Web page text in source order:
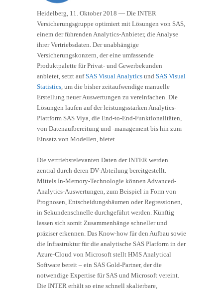
Heidelberg, 11. Oktober 2018 — Die INTER
Versicherungsgruppe optimiert mit Lösungen von SAS,
einem der führenden Analytics-Anbieter, die Analyse
ihrer Vertriebsdaten. Der unabhängige
Versicherungskonzern, der eine umfassende
Produktpalette für Privat- und Gewerbekunden
anbietet, setzt aufSAS Visual Analytics und SAS Visual
Statistics, um die bisher zeitaufwendige manuelle
Erstellung neuer Auswertungen zu vereinfachen. Die
Lösungen laufen auf der leistungsstarken Analytics-
Plattform SAS Viya, die End-to-End-Funktionalitäten,
von Datenaufbereitung und -management bis hin zum
Einsatz von Modellen, bietet.
Die vertriebsrelevanten Daten der INTER werden
zentral durch deren DV-Abteilung bereitgestellt.
Mittels In-Memory-Technologie können Advanced-
Analytics-Auswertungen, zum Beispiel in Form von
Prognosen, Entscheidungsbäumen oder Regressionen,
in Sekundenschnelle durchgeführt werden. Künftig
lassen sich somit Zusammenhänge schneller und
präziser erkennen. Das Know-how für den Aufbau sowie
die Infrastruktur für die analytische SAS Platform in der
Azure-Cloud von Microsoft stellt HMS Analytical
Software bereit – ein SAS Gold-Partner, der die
notwendige Expertise für SAS und Microsoft vereint.
Die INTER erhält so eine schnell skalierbare,